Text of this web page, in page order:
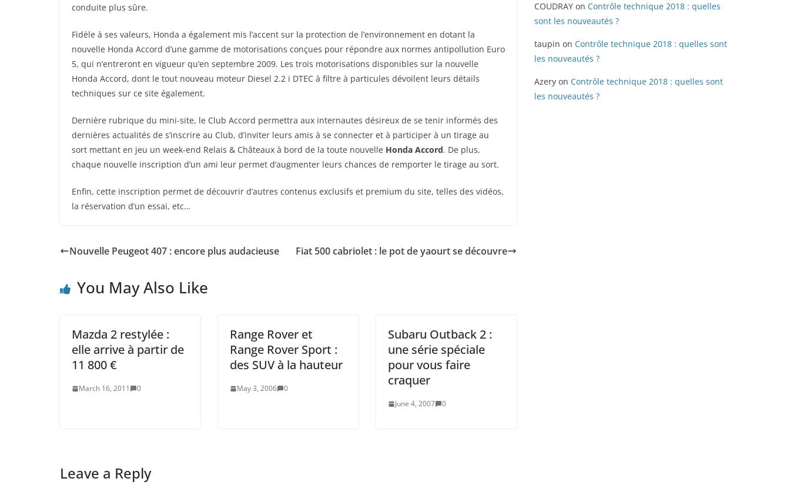
conduite plus sûre.
Fidèle à ses valeurs, Honda a également mis l’accent sur la protection de l’environnement en dotant la
nouvelle Honda Accord d’une gamme de motorisations conçues pour répondre aux normes antipollution Euro
5, qui n’entreront en vigueur qu’en septembre 2009. Les trois motorisations disponibles sur la nouvelle
Honda Accord, dont le tout nouveau moteur Diesel 2.2 i DTEC à filtre à particules dévoilent leurs détails
techniques sur ce site également.
Dernière rubrique du mini-site, le Club Accord permettra aux internautes désireux de se tenir informés des
dernières actualités de s’inscrire au Club, d’inviter leurs amis à se connecter et à participer à un tirage au
sort mettant en jeu un week-end Relais & Châteaux à bord de la toute nouvelle Honda Accord. De plus,
chaque nouvelle inscription d’un ami leur permet d’augmenter leurs chances de remporter le tirage au sort.
Enfin, cette inscription permet de découvrir d’autres contenus exclusifs et premium du site, telles des vidéos,
la réservation d’un essai, etc…
Nouvelle Peugeot 407 : encore plus audacieuse Fiat 500 cabriolet : le pot de yaourt se découvre
You May Also Like
Mazda 2 restylée :
elle arrive à partir de
11 800 €
March 16, 2011 0
Range Rover et
Range Rover Sport :
des SUV à la hauteur
May 3, 2006 0
Subaru Outback 2 :
une série spéciale
pour vous faire
craquer
June 4, 2007 0
Leave a Reply
COUDRAY on Contrôle technique 2018 : quelles
sont les nouveautés ?
taupin on Contrôle technique 2018 : quelles sont
les nouveautés ?
Azery on Contrôle technique 2018 : quelles sont
les nouveautés ?